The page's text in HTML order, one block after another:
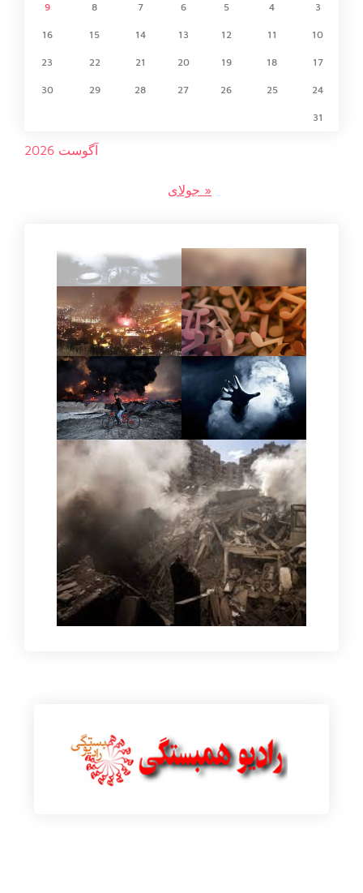
آگوست 2026
3
4
5
6
7
8
9
10
11
12
13
14
15
16
17
18
19
20
21
22
23
24
25
26
27
28
29
30
31
« جولای